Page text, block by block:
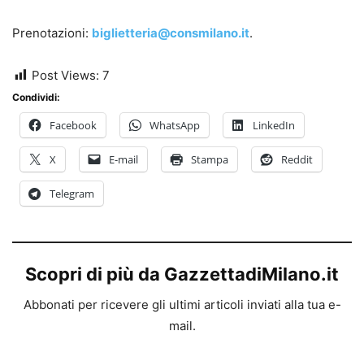
Prenotazioni: biglietteria@consmilano.it.
Post Views: 7
Condividi:
Facebook WhatsApp LinkedIn
X E-mail Stampa Reddit
Telegram
Scopri di più da GazzettadiMilano.it
Abbonati per ricevere gli ultimi articoli inviati alla tua e-
mail.